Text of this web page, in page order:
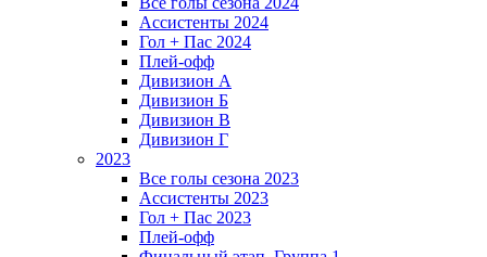
Ассистенты 2024
Гол + Пас 2024
Плей-офф
Дивизион A
Дивизион Б
Дивизион В
Дивизион Г
2023
Все голы сезона 2023
Ассистенты 2023
Гол + Пас 2023
Плей-офф